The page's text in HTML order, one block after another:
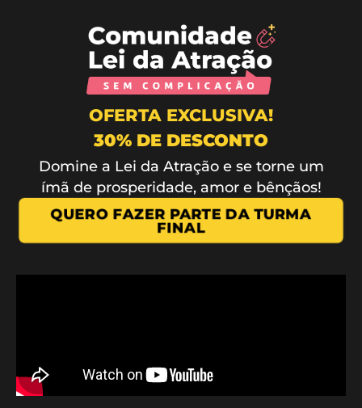
OFERTA EXCLUSIVA!
30% DE DESCONTO
Domine a Lei da Atração e se torne um
ímã de prosperidade, amor e bênçãos!
QUERO FAZER PARTE DA TURMA
FINAL